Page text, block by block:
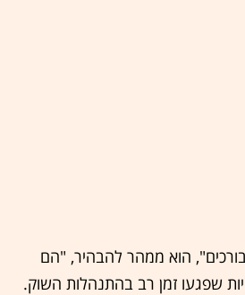
הוא ממהר להבהיר, "הם
שפגעו זמן רב בהתנהלות השוק.